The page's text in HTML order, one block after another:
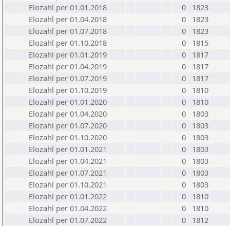
Elozahl per 01.01.2018
0
1823
Elozahl per 01.04.2018
0
1823
Elozahl per 01.07.2018
0
1823
Elozahl per 01.10.2018
0
1815
Elozahl per 01.01.2019
0
1817
Elozahl per 01.04.2019
0
1817
Elozahl per 01.07.2019
0
1817
Elozahl per 01.10.2019
0
1810
Elozahl per 01.01.2020
0
1810
Elozahl per 01.04.2020
0
1803
Elozahl per 01.07.2020
0
1803
Elozahl per 01.10.2020
0
1803
Elozahl per 01.01.2021
0
1803
Elozahl per 01.04.2021
0
1803
Elozahl per 01.07.2021
0
1803
Elozahl per 01.10.2021
0
1803
Elozahl per 01.01.2022
0
1810
Elozahl per 01.04.2022
0
1810
Elozahl per 01.07.2022
0
1812